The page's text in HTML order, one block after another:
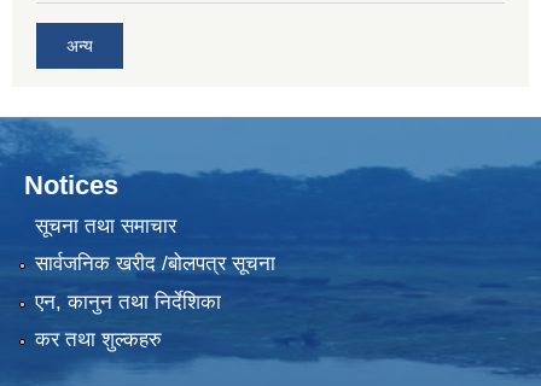
अन्य
Notices
सूचना तथा समाचार
सार्वजनिक खरीद /बोलपत्र सूचना
एन, कानुन तथा निर्देशिका
कर तथा शुल्कहरु